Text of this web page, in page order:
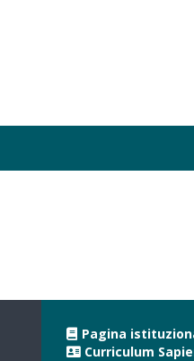
Pagina
Curriculum